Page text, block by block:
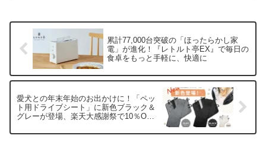
ご紹介します。
累計77,000台突破の「ほったらかし家
電」が進化！『レトルト亭EX』で毎日の
食卓をもっと手軽に、快適に
愛犬との年末年始のお出かけに！「ペッ
ト用ドライブシート」に新色ブラック＆
グレーが登場、楽天大感謝祭で10％OFF